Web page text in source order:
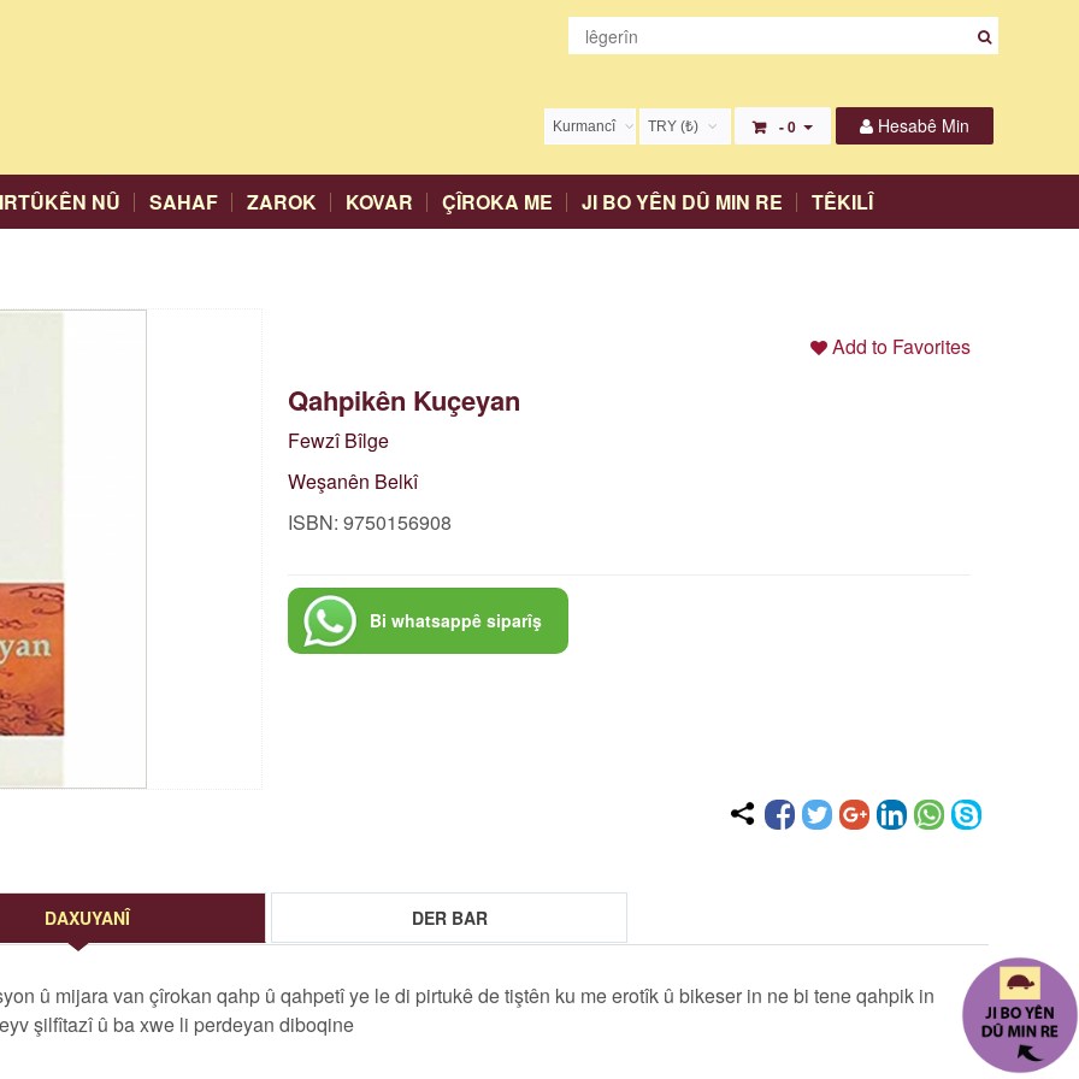
Hesabê Min
- 0
TRY (₺)
EUR (€)
Kurmancî
Türkçe
NÛ SAHAF ZAROK KOVAR ÇÎROKA ME JI BO YÊN DÛ MIN RE TÊKILÎ
Add to Favorites
Qahpikên Kuçeyan
Fewzî Bîlge
Weşanên Belkî
ISBN: 9750156908
Bi whatsappê siparîş
DAXUYANÎ DER BAR
û mijara van çîrokan qahp û qahpetî ye le di pirtukê de tiştên ku me erotîk û bikeser in ne bi tene qahpik in
şilfîtazî û ba xwe li perdeyan diboqine